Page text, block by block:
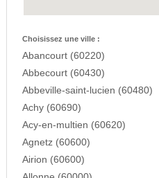
Choisissez une ville :
Abancourt (60220)
Abbecourt (60430)
Abbeville-saint-lucien (60480)
Achy (60690)
Acy-en-multien (60620)
Agnetz (60600)
Airion (60600)